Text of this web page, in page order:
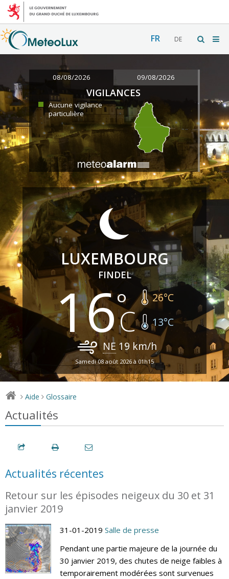
FR DE
08/08/2026 09/08/2026
VIGILANCES
Aucune vigilance
particulière
LUXEMBOURG
FINDEL
16 26°C
13°C
NE 19 km/h
Samedi 08 août 2026 à 01h15
> Aide > Glossaire
Actualités
Actualités récentes
Retour sur les épisodes neigeux du 30 et 31
janvier 2019
31-01-2019 Salle de presse
Pendant une partie majeure de la journée du
30 janvier 2019, des chutes de neige faibles à
temporairement modérées sont survenues